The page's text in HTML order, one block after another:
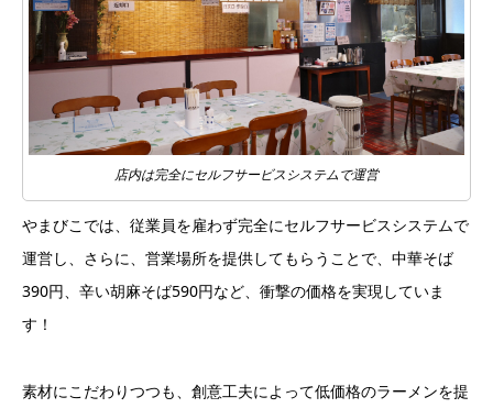
店内は完全にセルフサービスシステムで運営
やまびこでは、従業員を雇わず完全にセルフサービスシステムで
運営し、さらに、営業場所を提供してもらうことで、中華そば
390円、辛い胡麻そば590円など、衝撃の価格を実現していま
す！
素材にこだわりつつも、創意工夫によって低価格のラーメンを提